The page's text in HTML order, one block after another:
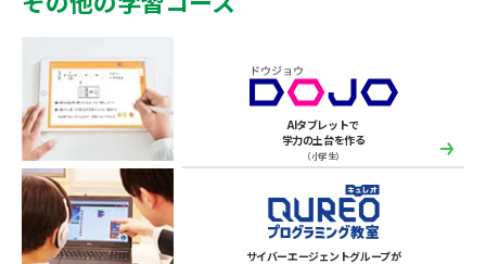
AIタブレットで
学力の土台を作る
（小学生）
サイバーエージェントグループが